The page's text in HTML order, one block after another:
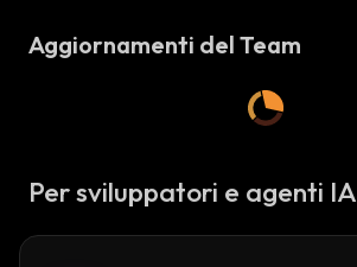
Aggiornamenti del Team
Per sviluppatori e agenti IA